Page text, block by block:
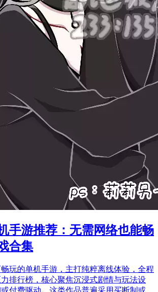
手游推荐：无需网络也能畅
合集
玩的单机手游，主打纯粹离线体验，全程
排行榜，核心聚焦沉浸式剧情与玩法设
付费驱动。这类作品普遍采用买断制或